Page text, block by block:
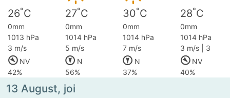
26°C 27°C 30°C 28°C
0mm 0mm 0mm
0mm
1013 hPa
1014 hPa 1014 hPa
1014 hPa
3 m/s
5 m/s 7 m/s
3 m/s | 3
NV
N N
NV
42%
56% 37% 40%
13 August, joi